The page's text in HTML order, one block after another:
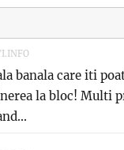
banala care iti
la bloc! Multi